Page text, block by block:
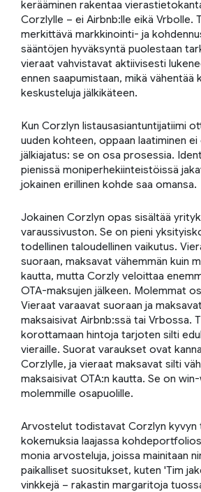
kerääminen rakentaa
Corzlylle – ei Airbnb:lle eikä Vrbolle.
merkittävä markkinointi- ja
sääntöjen hyväksyntä puolestaan
vieraat vahvistavat aktiivisesti
ennen saapumistaan, mikä vähentää
keskusteluja jälkikäteen.
Kun Corzlyn listausasiantuntijatiimi
uuden kohteen, oppaan laatiminen
jälkiajatus: se on osa prosessia.
pienissä moniperhekiinteistöissä
jokainen erillinen kohde saa omansa.
Jokainen Corzlyn opas sisältää
varaussivuston. Se on pieni
todellinen taloudellinen vaikutus.
suoraan, maksavat vähemmän kuin
kautta, mutta Corzly veloittaa
OTA-maksujen jälkeen. Molemmat
Vieraat varaavat suoraan ja
maksaisivat Airbnb:ssä tai Vrbossa.
korottamaan hintoja tarjoten silti
vieraille. Suorat varaukset ovat
Corzlylle, ja vieraat maksavat silti
maksaisivat OTA:n kautta. Se on
molemmille osapuolille.
Arvostelut todistavat Corzlyn kyvyn
kokemuksia laajassa
monia arvosteluja, joissa mainitaan
paikalliset suositukset, kuten 'Tim
vinkkejä – rakastin margaritoja